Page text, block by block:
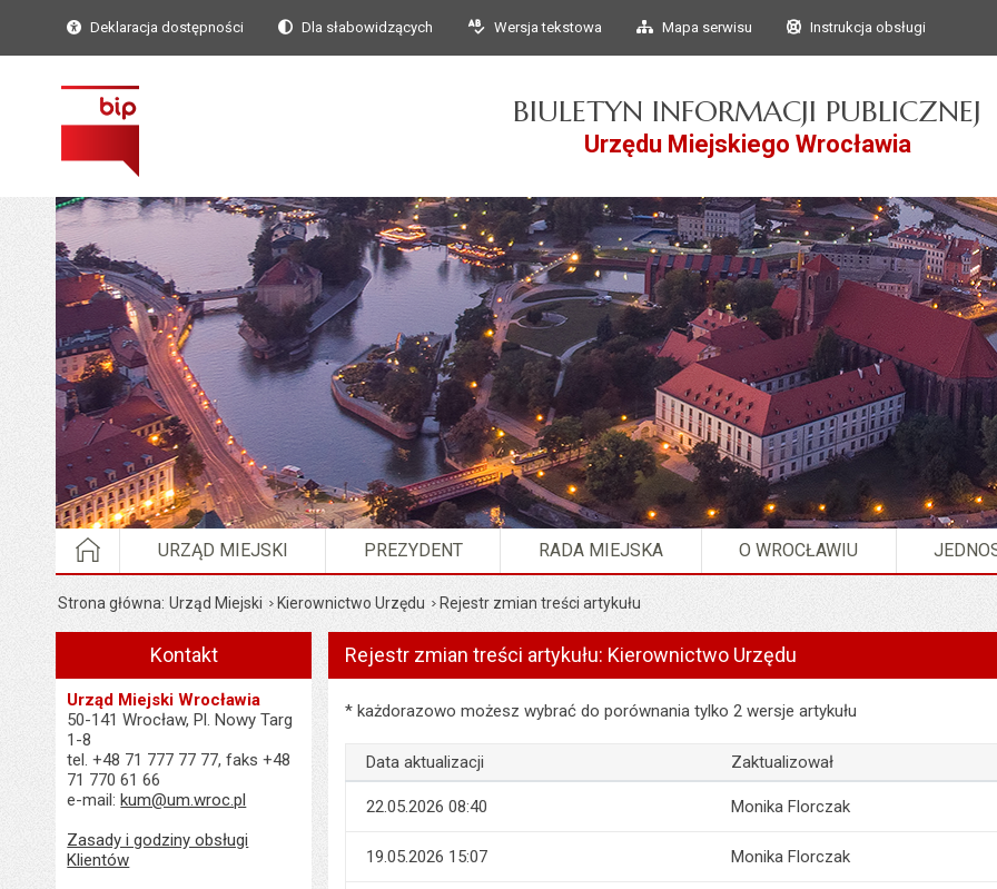
Przejdź do głównego
Przejdź do treści
Deklaracja dostępności Dla słabowidzących Wersja tekstowa Mapa serwisu Instrukcja obsługi
BIULETYN INFORMACJI PUBLICZNEJ
Urzędu Miejskiego Wrocławia
STRONA GŁÓWNA
URZĄD MIEJSKI PREZYDENT RADA MIEJSKA O WROCŁAWIU
Strona główna Urząd Miejski Kierownictwo Urzędu Rejestr zmian treści artykułu
Kontakt
Urząd Miejski Wrocławia
50-141 Wrocław, Pl. Nowy Targ
1-8
tel. +48 71 777 77 77, faks +48
71 770 61 66
e-mail:kum@um.wroc.pl
Zasady i godziny obsługi
Klientów
Rejestr zmian treści artykułu: Kierownictwo Urzędu
Rejestr zmian treści artykułu: Kierownictwo Urzędu
* każdorazowo możesz wybrać do porównania tylko 2 wersje artykułu
Data aktualizacji Zaktualizował
22.05.2026 08:40 Monika Florczak
19.05.2026 15:07 Monika Florczak